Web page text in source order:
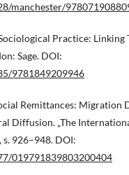
manchester/
Practice: Linking
Sage. DOI:
9781849209946
Remittances: Migration
Diffusion. „The
s. 926–948. DOI:
019791839803200404